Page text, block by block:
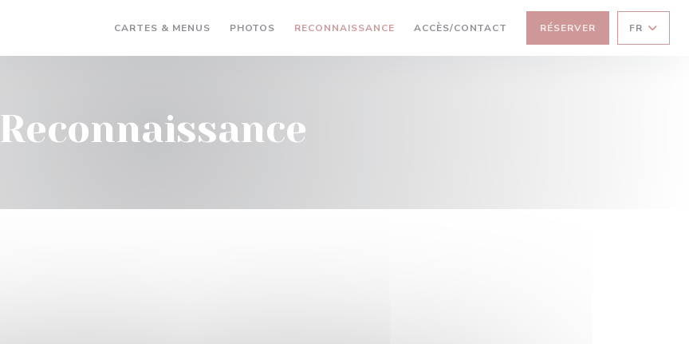
CARTES & MENUS PHOTOS RECONNAISSANCE ACCÈS/CONTACT RÉSERVER FR
Reconnaissance